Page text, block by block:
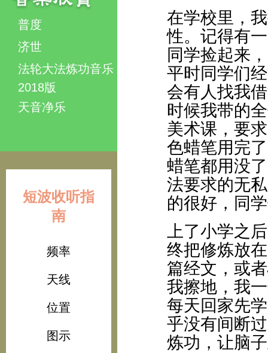
普度
济世
法轮大法炼功音乐
2018版
天音净乐
短波收听指
南
频率
天线
位置
图示
在学校里，
性。记得有
同学捡起来
平时同学们
会有人找我
时候我带的
美术课，要
色蜡笔用完
蜡笔都用没
法要求的无
的很好，同
上了小学之
终把修炼放
篇经文，或
我擦地，我
每天回家先
乎没有间断
炼功，让脑